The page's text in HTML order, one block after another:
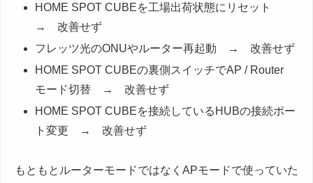
HOME SPOT CUBEを工場出荷状態にリセット
→ 改善せず
フレッツ光のONUやルーター再起動 → 改善せず
HOME SPOT CUBEの裏側スイッチでAP / Router
モード切替 → 改善せず
HOME SPOT CUBEを接続しているHUBの接続ポー
ト変更 → 改善せず
もともとルーターモードではなくAPモードで使っていた